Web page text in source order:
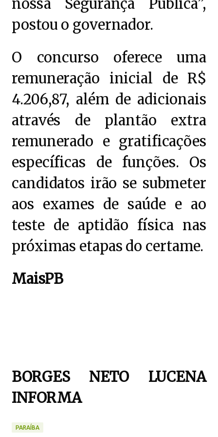
nossa Segurança Pública”,
postou o governador.
O concurso oferece uma
remuneração inicial de R$
4.206,87, além de adicionais
através de plantão extra
remunerado e gratificações
específicas de funções. Os
candidatos irão se submeter
aos exames de saúde e ao
teste de aptidão física nas
próximas etapas do certame.
MaisPB
BORGES NETO LUCENA
INFORMA
PARAÍBA